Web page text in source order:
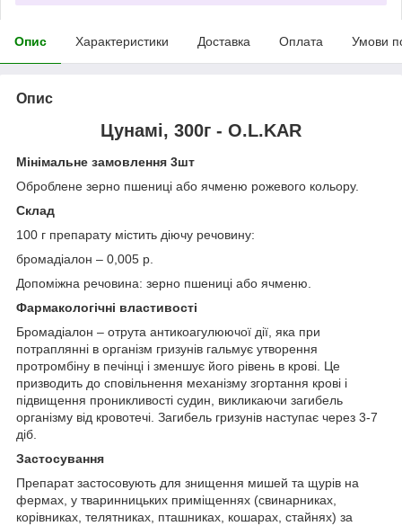
Опис Характеристики Доставка Оплата Умови
Опис
Цунамі, 300г - O.L.KAR
Мінімальне замовлення 3шт
Оброблене зерно пшениці або ячменю рожевого кольору.
Склад
100 г препарату містить діючу речовину:
бромадіалон – 0,005 р.
Допоміжна речовина: зерно пшениці або ячменю.
Фармакологічні властивості
Бромадіалон – отрута антикоагулюючої дії, яка при
потраплянні в організм гризунів гальмує утворення
протромбіну в печінці і зменшує його рівень в крові. Це
призводить до сповільнення механізму згортання крові і
підвищення проникливості судин, викликаючи загибель
організму від кровотечі. Загибель гризунів наступає через 3-7
діб.
Застосування
Препарат застосовують для знищення мишей та щурів на
фермах, у тваринницьких приміщеннях (свинарниках,
корівниках, телятниках, пташниках, кошарах, стайнях) за